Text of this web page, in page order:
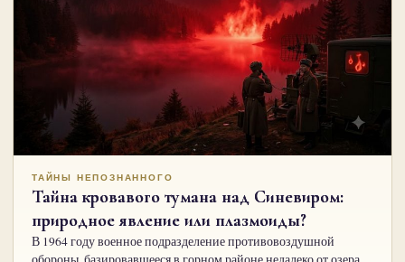
ТАЙНЫ НЕПОЗНАННОГО
Тайна кровавого тумана над Синевиром:
природное явление или плазмоиды?
В 1964 году военное подразделение противовоздушной